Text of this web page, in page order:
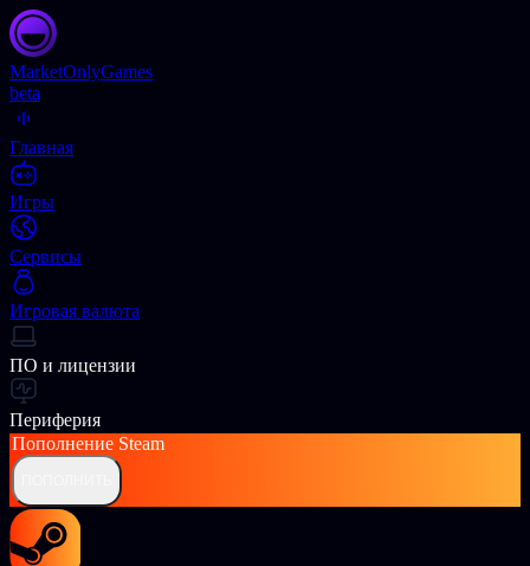
MarketOnlyGames
beta
Главная
Игры
Сервисы
Игровая валюта
ПО и лицензии
Периферия
Пополнение Steam